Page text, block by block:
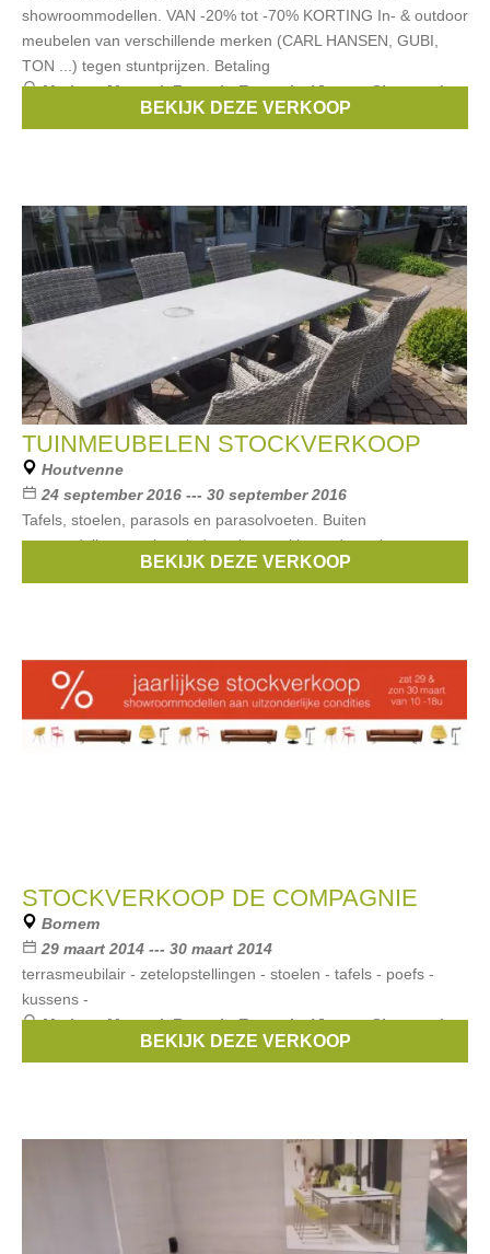
showroommodellen. VAN -20% tot -70% KORTING In- & outdoor
meubelen van verschillende merken (CARL HANSEN, GUBI,
TON ...) tegen stuntprijzen. Betaling
Merken:Manutti,Fermob,Extremis,Vincent Sheppard,
BEKIJK DEZE VERKOOP
TUINMEUBELEN STOCKVERKOOP
Houtvenne
24 september 2016 --- 30 september 2016
Tafels, stoelen, parasols en parasolvoeten. Buiten
toonmodellen, stocks, eindereeksen, uitlopende reeksen.....
Manutti,Fermob,Emu,Gloster,Borek
BEKIJK DEZE VERKOOP
STOCKVERKOOP DE COMPAGNIE
Bornem
29 maart 2014 --- 30 maart 2014
terrasmeubilair - zetelopstellingen - stoelen - tafels - poefs -
kussens -
Merken:Manutti,Fermob,Extremis,Vincent Sheppard,
BEKIJK DEZE VERKOOP